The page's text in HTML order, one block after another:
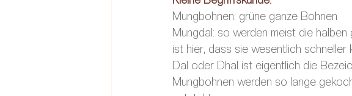
Mungbohnen: grüne ganze Bohnen
Mungdal: so werden meist die
ist hier, dass sie wesentlich schneller
Dal oder Dhal ist eigentlich die
Mungbohnen werden so lange